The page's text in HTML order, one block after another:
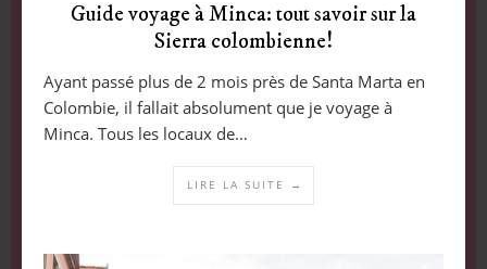
Guide voyage à Minca: tout savoir sur la
Sierra colombienne!
Ayant passé plus de 2 mois près de Santa Marta en
Colombie, il fallait absolument que je voyage à
Minca. Tous les locaux de…
LIRE LA SUITE →